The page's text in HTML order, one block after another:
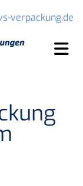
verpackung.de